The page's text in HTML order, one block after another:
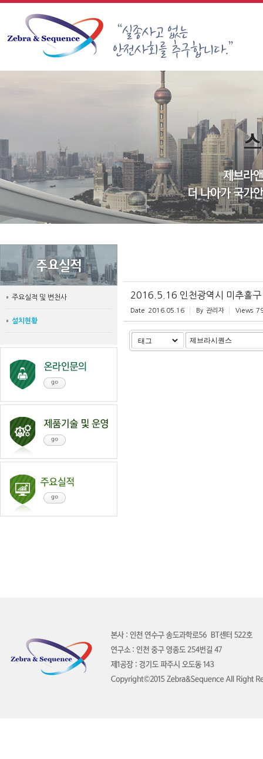
주요실적 및 변천사
설치현황
2016.5.16 인천광역시 미추홀구
Date 2016.05.16 By 관리자 Views